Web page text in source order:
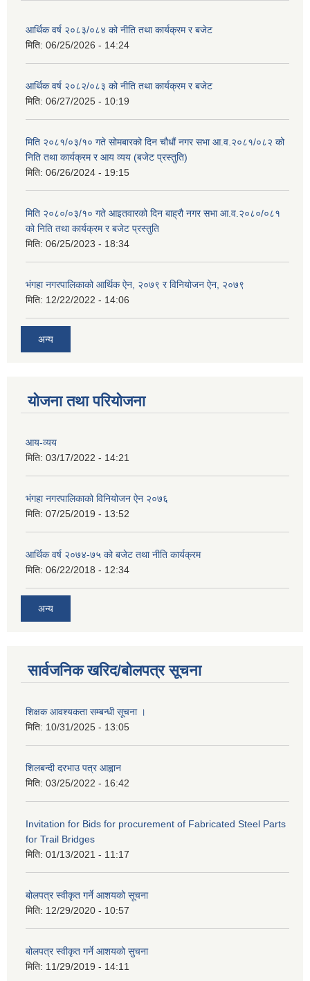
आर्थिक वर्ष २०८३/०८४ को नीति तथा कार्यक्रम र बजेट
मिति: 06/25/2026 - 14:24
आर्थिक वर्ष २०८२/०८३ को नीति तथा कार्यक्रम र बजेट
मिति: 06/27/2025 - 10:19
मिति २०८१/०३/१० गते सोमबारको दिन चौधौं नगर सभा आ.व.२०८१/०८२ को
निति तथा कार्यक्रम र आय व्यय (बजेट प्रस्तुति)
मिति: 06/26/2024 - 19:15
मिति २०८०/०३/१० गते आइतवारको दिन बाह्रौ नगर सभा आ.व.२०८०/०८१
को निति तथा कार्यक्रम र बजेट प्रस्तुति
मिति: 06/25/2023 - 18:34
भंगहा नगरपालिकाको आर्थिक ऐन, २०७९ र विनियोजन ऐन, २०७९
मिति: 12/22/2022 - 14:06
अन्य
योजना तथा परियोजना
आय-व्यय
मिति: 03/17/2022 - 14:21
भंगहा नगरपालिकाको विनियोजन ऐन २०७६
मिति: 07/25/2019 - 13:52
आर्थिक वर्ष २०७४-७५ को बजेट तथा नीति कार्यक्रम
मिति: 06/22/2018 - 12:34
अन्य
सार्वजनिक खरिद/बोलपत्र सूचना
शिक्षक आवश्यकता सम्बन्धी सूचना ।
मिति: 10/31/2025 - 13:05
शिलबन्दी दरभाउ पत्र आह्वान
मिति: 03/25/2022 - 16:42
Invitation for Bids for procurement of Fabricated Steel Parts
for Trail Bridges
मिति: 01/13/2021 - 11:17
बोलपत्र स्वीकृत गर्ने आशयको सूचना
मिति: 12/29/2020 - 10:57
बोलपत्र स्वीकृत गर्ने आशयको सुचना
मिति: 11/29/2019 - 14:11